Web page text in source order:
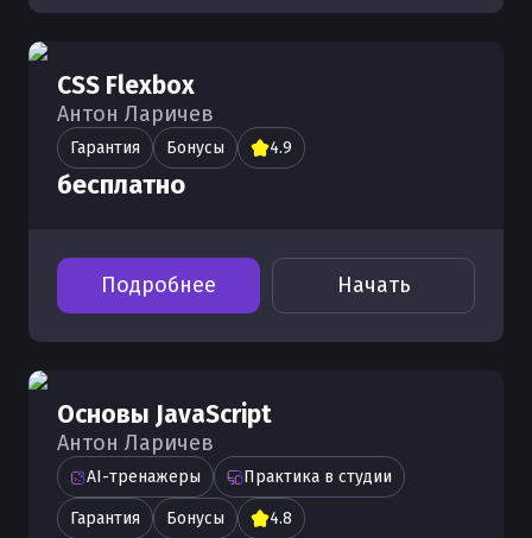
CSS Flexbox
Антон Ларичев
Гарантия Бонусы 4.9
бесплатно
Подробнее Начать
Основы JavaScript
Антон Ларичев
AI-тренажеры Практика в студии
Гарантия Бонусы 4.8